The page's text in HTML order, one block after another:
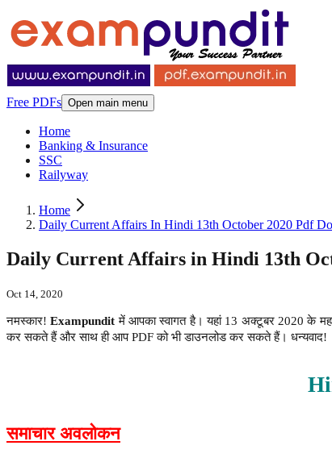
Free PDFs Open main menu
Home
Banking & Insurance
SSC
Railyway
Home
Daily Current Affairs In Hindi 13th October 2020 Pdf
Daily Current Affairs in Hindi 13th
Oct 14, 2020
नमस्कार!Exampundit में आपका स्वागत है। यहां 13 अक्टूबर 2020 के
कर सकते हैं और साथ ही आप PDF को भी डाउनलोड कर सकते हैं। धन्यवाद!
समाचार अवलोकन